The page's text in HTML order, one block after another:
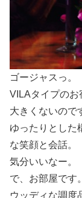
ゴージャスっ。
VILAタイプのお
大きくないので
ゆったりとした
な笑顔と会話。
気分いいなー。
で、お部屋です。
ウッディな調度